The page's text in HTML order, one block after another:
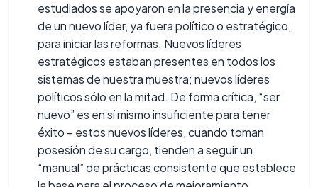
estudiados se apoyaron en la presencia y energía
de un nuevo líder, ya fuera político o estratégico,
para iniciar las reformas. Nuevos líderes
estratégicos estaban presentes en todos los
sistemas de nuestra muestra; nuevos líderes
políticos sólo en la mitad. De forma crítica, “ser
nuevo” es en sí mismo insuficiente para tener
éxito – estos nuevos líderes, cuando toman
posesión de su cargo, tienden a seguir un
“manual” de prácticas consistente que establece